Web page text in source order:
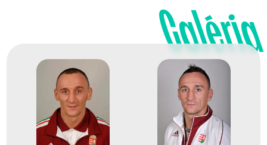
2008
Egyesült Királyság
37. Amatőr Ökölvívó Európa-
bajnokság
Galéria